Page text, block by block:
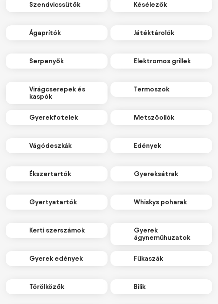
Szendvicssütők Késélezők
Ágaprítók Játéktárolók
Serpenyők Elektromos grillek
Virágcserepek és
kaspók
Termoszok
Gyerekfotelek Metszőollók
Vágódeszkák Edények
Ékszertartók Gyereksátrak
Gyertyatartók Whiskys poharak
Kerti szerszámok
Gyerek
ágyneműhuzatok
Gyerek edények Fűkaszák
Törölközők Bilik